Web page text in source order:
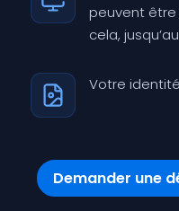
peuvent
cela,
Votre
Demander une